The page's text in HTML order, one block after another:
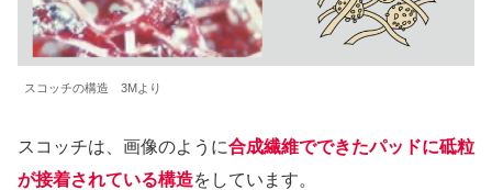
スコッチの構造 3Mより
スコッチは、画像のように合成繊維でできたパッドに砥粒
が接着されている構造をしています。